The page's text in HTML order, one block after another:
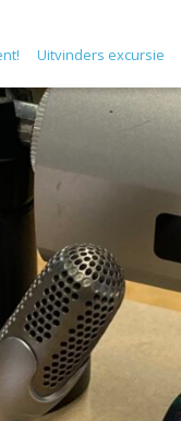
Uitvinders excursie